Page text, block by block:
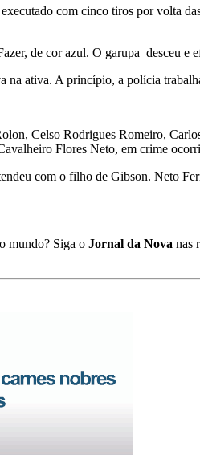
com cinco tiros por volta
de cor azul. O garupa desceu
ativa. A princípio, a polícia
Celso Rodrigues Romeiro,
Flores Neto, em crime
com o filho de Gibson. Neto
mundo? Siga o Jornal da Nova nas